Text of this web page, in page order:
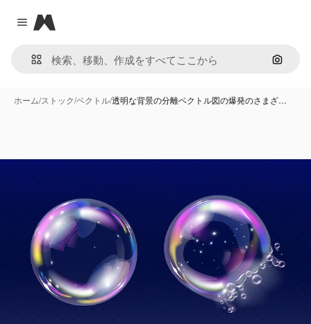
Close menu
Magnific
画像で
ホーム/ストック/ベクトル/透明な背景の分離ベクトル図の爆発のさまざ…